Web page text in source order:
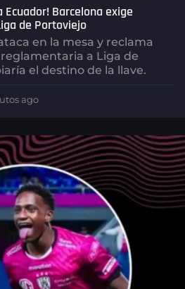
Ecuador! Barcelona exige
de Portoviejo
en la mesa y reclama
a Liga de
el destino de la llave.
ago
i
n
u
t
o
s
a
g
o